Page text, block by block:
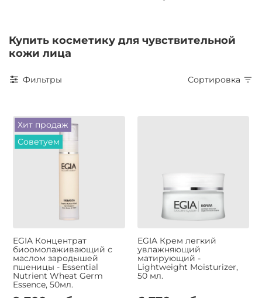
Купить косметику для чувствительной
кожи лица
Фильтры Сортировка
Хит продаж
Советуем
EGIA Концентрат
биоомолаживающий с
маслом зародышей
пшеницы - Essential
Nutrient Wheat Germ
Essence, 50мл.
EGIA Крем легкий
увлажняющий
матирующий -
Lightweight Moisturizer,
50 мл.